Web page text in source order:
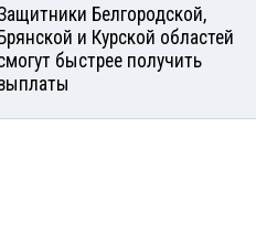
Белгородской,
Брянской и Курской областей
быстрее получить